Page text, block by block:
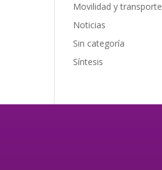
Movilidad y transporte
Noticias
Sin categoría
Síntesis